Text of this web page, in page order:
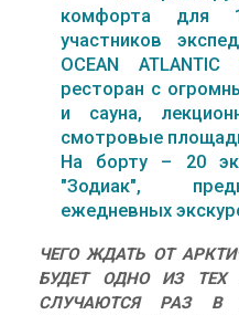
комфорта для
участников
OCEAN
ресторан с
и сауна,
смотровые
На борту – 20
"Зодиак",
ежедневных
ЧЕГО ЖДАТЬ ОТ
БУДЕТ ОДНО ИЗ ТЕХ
СЛУЧАЮТСЯ РАЗ В